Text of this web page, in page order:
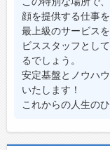
顔を提供する仕事を
最上級のサービス
ビススタッフとし
るでしょう。
安定基盤とノウハ
いたします！
これからの人生の